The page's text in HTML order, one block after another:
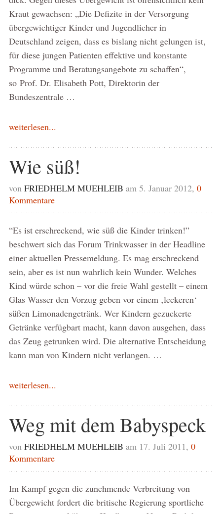
Kraut gewachsen: „Die Defizite in der Versorgung
übergewichtiger Kinder und Jugendlicher in
Deutschland zeigen, dass es bislang nicht gelungen ist,
für diese jungen Patienten effektive und konstante
Programme und Beratungsangebote zu schaffen“,
so Prof. Dr. Elisabeth Pott, Direktorin der
Bundeszentrale …
weiterlesen...
Wie süß!
von FRIEDHELM MUEHLEIB am 5. Januar 2012, 0
Kommentare
“Es ist erschreckend, wie süß die Kinder trinken!”
beschwert sich das Forum Trinkwasser in der Headline
einer aktuellen Pressemeldung. Es mag erschreckend
sein, aber es ist nun wahrlich kein Wunder. Welches
Kind würde schon – vor die freie Wahl gestellt – einem
Glas Wasser den Vorzug geben vor einem ‚leckeren‘
süßen Limonadengetränk. Wer Kindern gezuckerte
Getränke verfügbart macht, kann davon ausgehen, dass
das Zeug getrunken wird. Die alternative Entscheidung
kann man von Kindern nicht verlangen. …
weiterlesen...
Weg mit dem Babyspeck
von FRIEDHELM MUEHLEIB am 17. Juli 2011, 0
Kommentare
Im Kampf gegen die zunehmende Verbreitung von
Übergewicht fordert die britische Regierung sportliche